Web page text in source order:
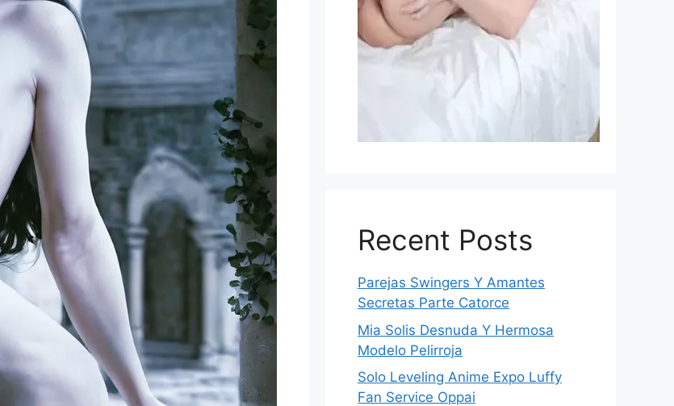
Recent Posts
Parejas Swingers Y Amantes
Secretas Parte Catorce
Mia Solis Desnuda Y Hermosa
Modelo Pelirroja
Solo Leveling Anime Expo Luffy
Fan Service Oppai